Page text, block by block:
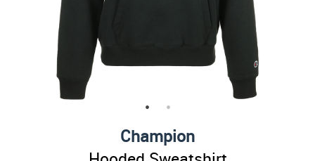
Champion